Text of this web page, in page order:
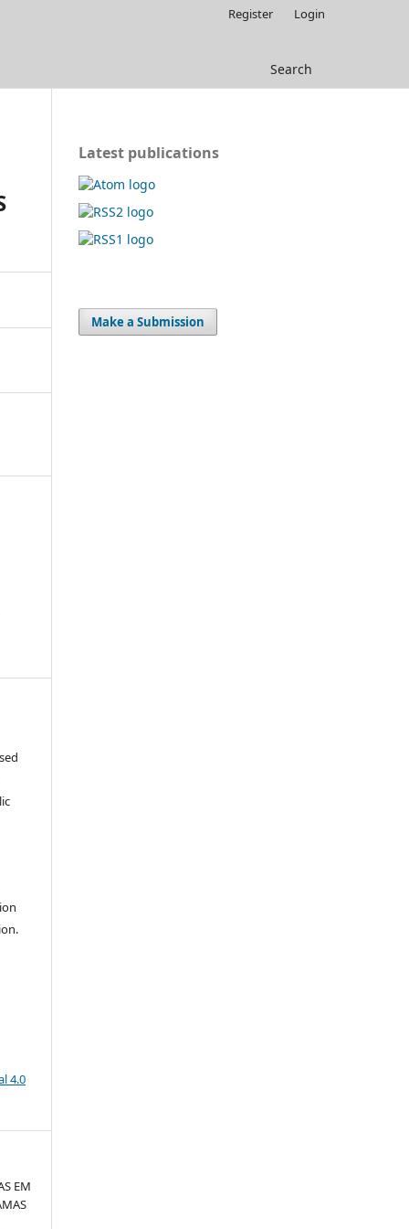
Search
Register Login
4.0
EM
Latest publications
Make a Submission